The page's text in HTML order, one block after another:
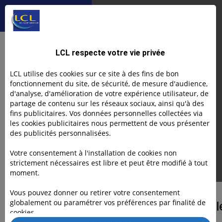
arrière
mon
auto-
en 2025-2026 ?
Je me lance
Comptabilité auto-
entrepreneur :
quelles sont mes
obligations en 2025-
2026 ?
Emeline BALAGUER14.10.25
Pourquoi me
on de tenir une
LCL respecte votre vie privée
LCL utilise des cookies sur ce site à des fins de bon
fonctionnement du site, de sécurité, de mesure d'audience,
d'analyse, d'amélioration de votre expérience utilisateur, de
partage de contenu sur les réseaux sociaux, ainsi qu'à des
fins publicitaires. Vos données personnelles collectées via
les cookies publicitaires nous permettent de vous présenter
des publicités personnalisées.
Votre consentement à l'installation de cookies non
strictement nécessaires est libre et peut être modifié à tout
moment.
Vous pouvez donner ou retirer votre consentement
globalement ou paramétrer vos préférences par finalité de
cookies.